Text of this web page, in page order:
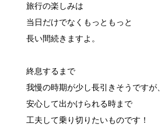
旅行の楽しみは
当日だけでなくもっともっと
長い間続きますよ。
終息するまで
我慢の時期が少し長引きそうですが、
安心して出かけられる時まで
工夫して乗り切りたいものです！